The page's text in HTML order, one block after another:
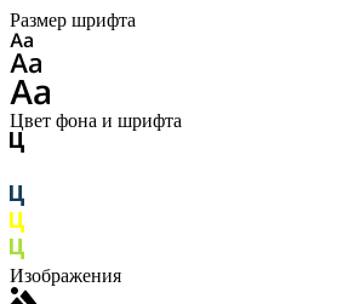
Размер шрифта
Цвет фона и шрифта
Изображения